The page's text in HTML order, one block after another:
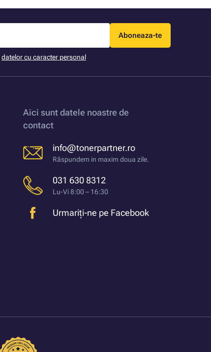
Aboneaza-te
datelor cu caracter personal
Aici sunt datele noastre de
contact
info@tonerpartner.ro
Răspundem in maxim doua zile.
031 630 8312
Lu-Vi 8:00 – 16:30
Urmariți-ne pe Facebook